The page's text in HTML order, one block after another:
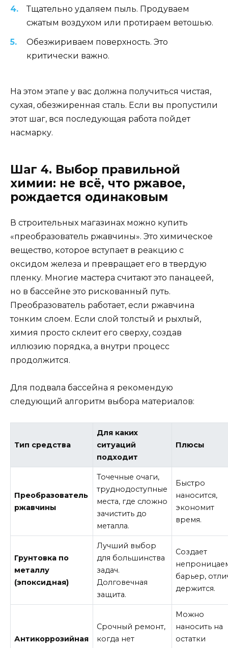
Тщательно удаляем пыль. Продуваем
сжатым воздухом или протираем ветошью.
Обезжириваем поверхность. Это
критически важно.
На этом этапе у вас должна получиться чистая,
сухая, обезжиренная сталь. Если вы пропустили
этот шаг, вся последующая работа пойдет
насмарку.
Шаг 4. Выбор правильной
химии: не всё, что ржавое,
рождается одинаковым
В строительных магазинах можно купить
«преобразователь ржавчины». Это химическое
вещество, которое вступает в реакцию с
оксидом железа и превращает его в твердую
пленку. Многие мастера считают это панацеей,
но в бассейне это рискованный путь.
Преобразователь работает, если ржавчина
тонким слоем. Если слой толстый и рыхлый,
химия просто склеит его сверху, создав
иллюзию порядка, а внутри процесс
продолжится.
Для подвала бассейна я рекомендую
следующий алгоритм выбора материалов:
Тип средства
Для каких
ситуаций
подходит
Плюсы
Преобразователь
ржавчины
Точечные очаги,
труднодоступные
места, где сложно
зачистить до
металла.
Быстро
наносится,
экономит
время.
Грунтовка по
металлу
(эпоксидная)
Лучший выбор
для большинства
задач.
Долговечная
защита.
Создает
барьер,
держится.
Антикоррозийная
Срочный ремонт,
когда нет
Можно
наносить на
остатки